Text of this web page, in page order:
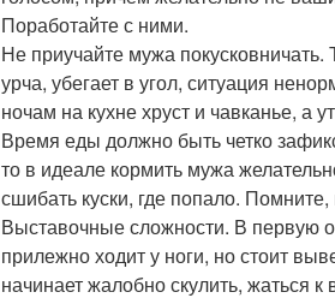
Поработайте с ними.
Не приучайте мужа
урча, убегает в угол, ситуация
ночам на кухне хруст и чавканье, а
Время еды должно быть четко
то в идеале кормить мужа
сшибать куски, где попало.
Выставочные сложности. В первую
прилежно ходит у ноги, но стоит
начинает жалобно скулить, жаться